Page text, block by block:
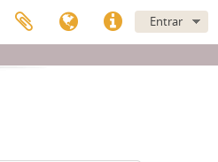
Entrar